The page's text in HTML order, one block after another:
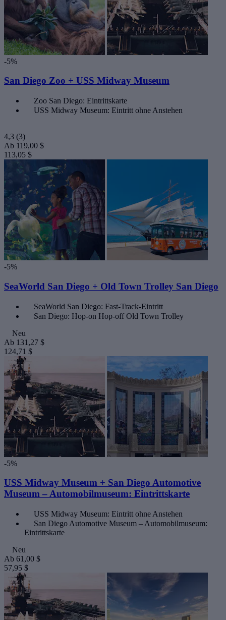
-5%
San Diego Zoo + USS Midway Museum
Zoo San Diego: Eintrittskarte
USS Midway Museum: Eintritt ohne Anstehen
4,3 (3)
Ab 119,00 $
113,05 $
-5%
SeaWorld San Diego + Old Town Trolley San Diego
SeaWorld San Diego: Fast-Track-Eintritt
San Diego: Hop-on Hop-off Old Town Trolley
Neu
Ab 131,27 $
124,71 $
-5%
USS Midway Museum + San Diego Automotive
Museum – Automobilmuseum: Eintrittskarte
USS Midway Museum: Eintritt ohne Anstehen
San Diego Automotive Museum – Automobilmuseum:
Eintrittskarte
Neu
Ab 61,00 $
57,95 $